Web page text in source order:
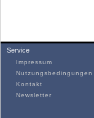
Service
Impressum
Nutzungsbedingungen
Kontakt
Newsletter